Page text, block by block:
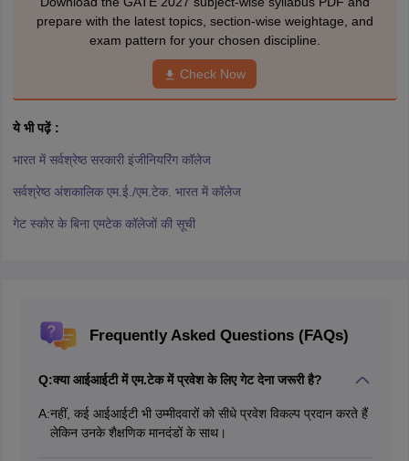
prepare with the latest topics, section-wise weightage, and
exam pattern for your chosen discipline.
Check Now
ये भी पढ़ें :
भारत में सर्वश्रेष्ठ सरकारी इंजीनियरिंग कॉलेज
सर्वश्रेष्ठ अंशकालिक एम.ई./एम.टेक. भारत में कॉलेज
गेट स्कोर के बिना एमटेक कॉलेजों की सूची
Frequently Asked Questions (FAQs)
Q:क्या आईआईटी में एम.टेक में प्रवेश के लिए गेट देना जरूरी है?
A:नहीं, कई आईआईटी भी उम्मीदवारों को सीधे प्रवेश विकल्प प्रदान करते हैं
लेकिन उनके शैक्षणिक मानदंडों के साथ।